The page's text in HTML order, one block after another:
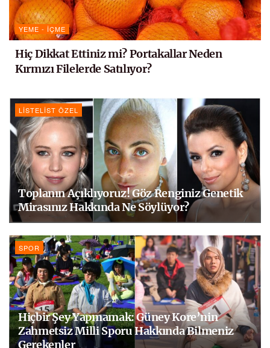
YEME - İÇME
Hiç Dikkat Ettiniz mi? Portakallar Neden
Kırmızı Filelerde Satılıyor?
LISTELIST ÖZEL
Toplanın Açıklıyoruz! Göz Renginiz Genetik
Mirasınız Hakkında Ne Söylüyor?
SPOR
Hiçbir Şey Yapmamak: Güney Kore’nin
Zahmetsiz Milli Sporu Hakkında Bilmeniz
Gerekenler